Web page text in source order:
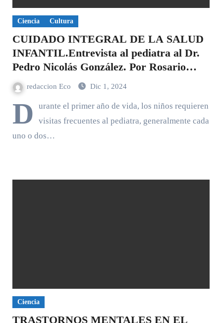
Ciencia Cultura
CUIDADO INTEGRAL DE LA SALUD
INFANTIL.Entrevista al pediatra al Dr.
Pedro Nicolás González. Por Rosario
Segura.
redaccion Eco Dic 1, 2024
D
urante el primer año de vida, los niños requieren
visitas frecuentes al pediatra, generalmente cada
uno o dos…
Ciencia
TRASTORNOS MENTALES EN EL